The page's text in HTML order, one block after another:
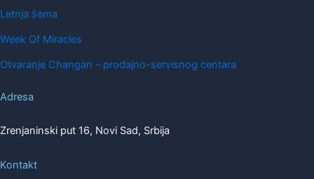
Letnja šema
Week Of Miracles
Otvaranje Changan – prodajno-servisnog centara
Adresa
Zrenjaninski put 16, Novi Sad, Srbija
Kontakt